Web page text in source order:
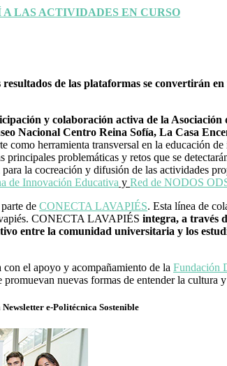
LAS ACTIVIDADES EN CURSO
resultados de las plataformas se convertirán
y colaboración activa de la
Nacional Centro Reina Sofía, La Casa
como herramienta transversal en la educación
principales problemáticas y retos que se
la cocreación y difusión de las actividades
de Innovación Educativa y Red de NODOS
de CONECTA LAVAPIÉS. Esta línea de
CONECTA LAVAPIÉS integra, a través
entre la comunidad universitaria y los
con el apoyo y acompañamiento de la Fundación
nuevas formas de entender la cultura
e-Politécnica Sostenible